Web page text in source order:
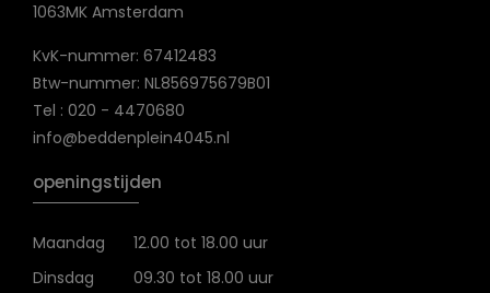
1063MK Amsterdam
KvK-nummer: 67412483
Btw-nummer: NL856975679B01
Tel : 020 - 4470680
info@beddenplein4045.nl
openingstijden
Maandag
12.00 tot 18.00 uur
Dinsdag
09.30 tot 18.00 uur